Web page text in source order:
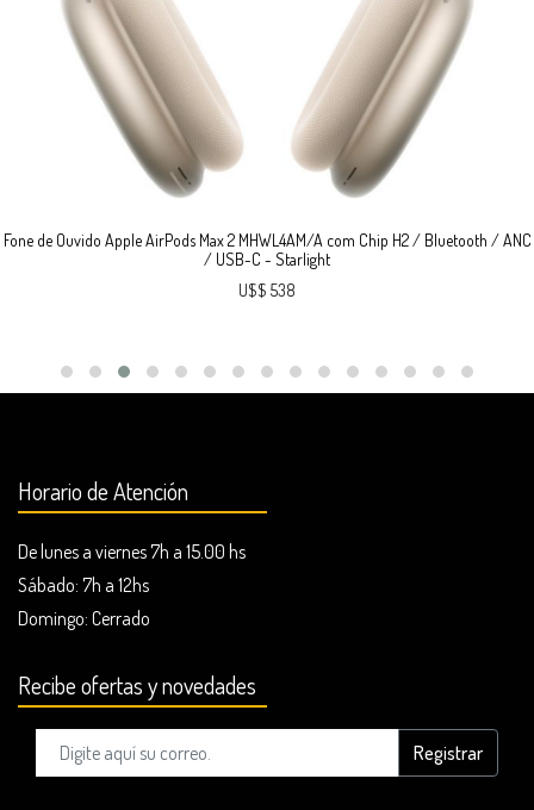
Fone de Ouvido Apple AirPods Max 2 MHWL4AM/A com Chip H2 / Bluetooth / ANC
/ USB-C - Starlight
U$$ 538
Horario de Atención
De lunes a viernes 7h a 15.00 hs
Sábado: 7h a 12hs
Domingo: Cerrado
Recibe ofertas y novedades
Registrar